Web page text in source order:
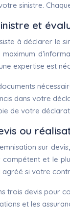
sinistre.
et
à déclarer le
expertise est
dans votre
de votre
ou
sur
compétent et le
agréé si votre
trois devis pour
et les